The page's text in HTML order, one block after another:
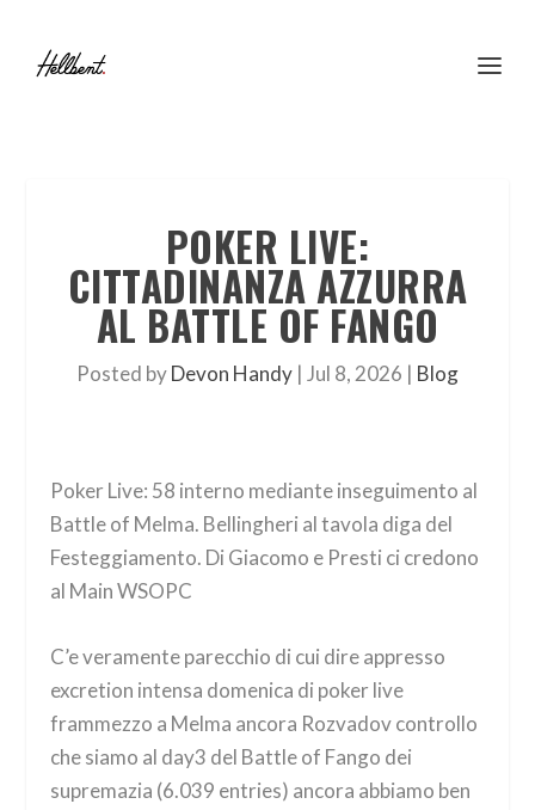
POKER LIVE:
CITTADINANZA AZZURRA
AL BATTLE OF FANGO
Posted byDevon Handy | Jul 8, 2026 | Blog
Poker Live: 58 interno mediante inseguimento al
Battle of Melma. Bellingheri al tavola diga del
Festeggiamento. Di Giacomo e Presti ci credono
al Main WSOPC
C’e veramente parecchio di cui dire appresso
excretion intensa domenica di poker live
frammezzo a Melma ancora Rozvadov controllo
che siamo al day3 del Battle of Fango dei
supremazia (6.039 entries) ancora abbiamo ben